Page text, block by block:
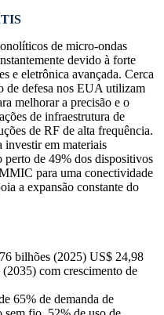
de micro-ondas
devido à forte
e eletrônica avançada. Cerca
de defesa nos EUA utilizam
melhorar a precisão e o
de infraestrutura de
de RF de alta frequência.
investir em materiais
perto de 49% dos dispositivos
para uma conectividade
a expansão constante do
bilhões (2025) US$ 24,98
com crescimento de
65% de demanda de